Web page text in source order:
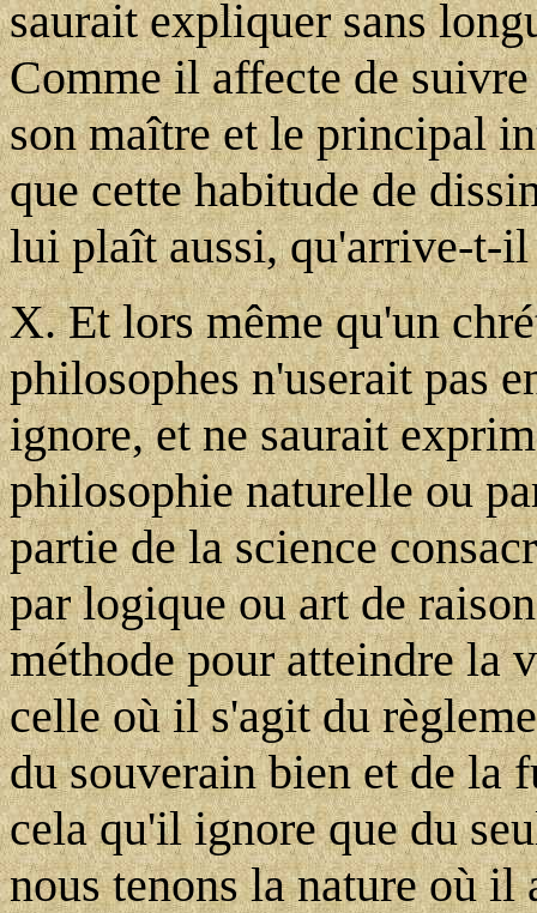
saurait expliquer sans
Comme il affecte de
son maître et le principal
que cette habitude de
lui plaît aussi, qu'arrive-t-
X. Et lors même qu'un
philosophes n'userait pas
ignore, et ne saurait
philosophie naturelle ou
partie de la science
par logique ou art de
méthode pour atteindre la
celle où il s'agit du
du souverain bien et de la
cela qu'il ignore que du
nous tenons la nature où